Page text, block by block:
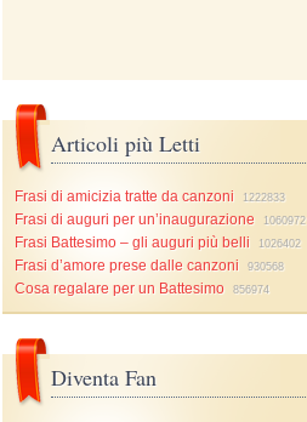
Articoli più Letti
Frasi di amicizia tratte da canzoni 1222833
Frasi di auguri per un’inaugurazione 1060972
Frasi Battesimo – gli auguri più belli 1026402
Frasi d’amore prese dalle canzoni 930568
Cosa regalare per un Battesimo 856974
Diventa Fan